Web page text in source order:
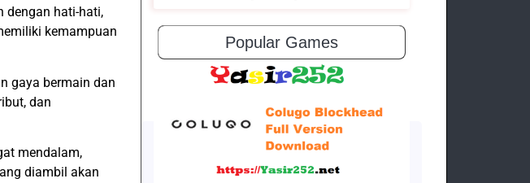
dengan hati-hati,
kemampuan
gaya bermain dan
dan
mendalam,
diambil akan
Popular Games